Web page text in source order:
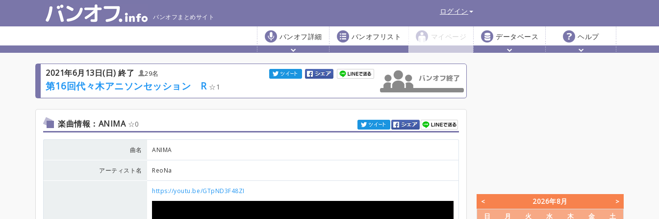
バンオフまとめサイト
ログイン
バンオフ詳細 バンオフリスト マイページ データベース ヘルプ
2021年6月13日(日) 終了 29名
第16回代々木アニソンセッション R 1
楽曲情報：ANIMA 0
曲名 ANIMA
アーティスト名 ReoNa
https://youtu.be/GTpND3F48ZI
2026年8月
日 月 火 水 木 金
土